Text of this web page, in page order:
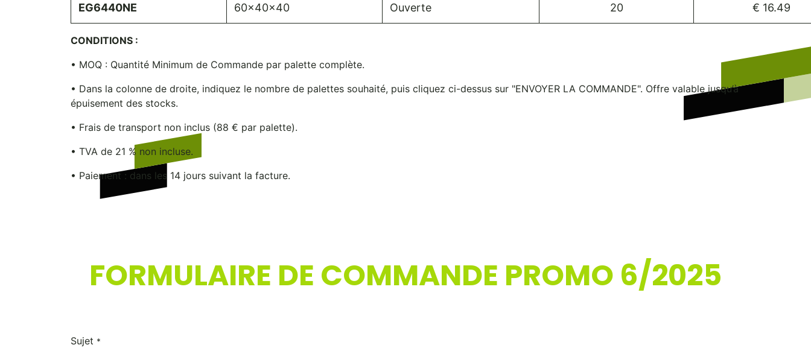
EG6440NE 60x40x40 Ouverte 20 € 16.49
CONDITIONS :
• MOQ : Quantité Minimum de Commande par palette complète.
• Dans la colonne de droite, indiquez le nombre de palettes souhaité, puis cliquez ci-dessus sur "ENVOYER LA COMMANDE". Offre valable jusqu’à
épuisement des stocks.
• Frais de transport non inclus (88 € par palette).
• TVA de 21 % non incluse.
• Paiement : dans les 14 jours suivant la facture.
FORMULAIRE DE COMMANDE PROMO 6/2025
Sujet *